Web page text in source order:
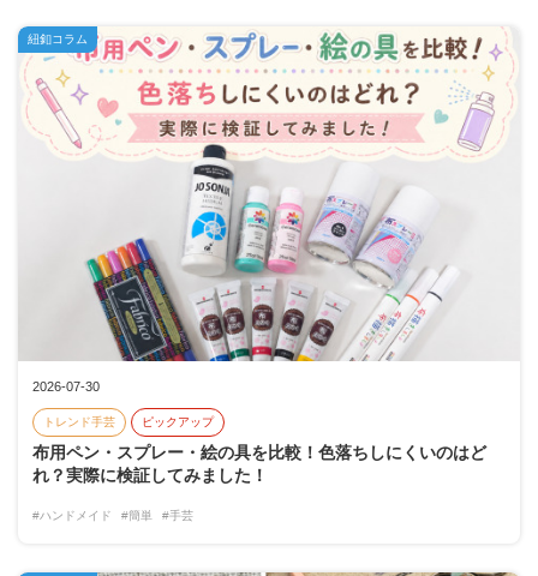
2026-07-30
トレンド手芸 ピックアップ
布用ペン・スプレー・絵の具を比較！色落ちしにくいのはど
れ？実際に検証してみました！
#ハンドメイド #簡単 #手芸
紐釦コラム